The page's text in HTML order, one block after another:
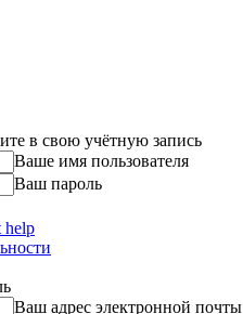
в свою учётную запись
Ваше имя пользователя
Ваш пароль
help
Ваш адрес электронной почты